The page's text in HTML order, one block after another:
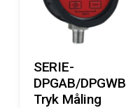
SERIE-
DPGAB/DPGWB
Tryk Måling